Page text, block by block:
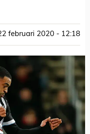
februari 2020 - 12:18